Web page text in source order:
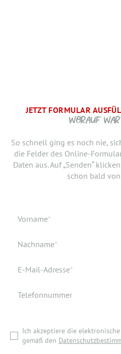
JETZT FORMULAR
WORAUF
So schnell ging es noch nie,
die Felder des Online-
Daten aus. Auf „Senden“
schon bald
Pflichtfeld
Vorname*
Pflichtfeld
Nachname*
Pflichtfeld
E-Mail-Adresse*
Telefonnummer
Ich akzeptiere die
gemäß den
bist, den neuen Job
Bewerbung doch noch einen
Dokument hinzufügen? Hier
Verfügbar ab
Dokumente
Ich akzeptiere die elektronische
DANKE, WIR FREUEN UNS
ZURÜCK ZUR